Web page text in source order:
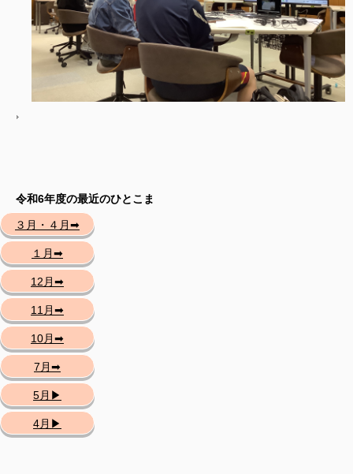
令和6年度の最近のひとこま
３月・４月➡
１月➡
12月➡
11月➡
10月➡
7月➡
5月▶
4月▶